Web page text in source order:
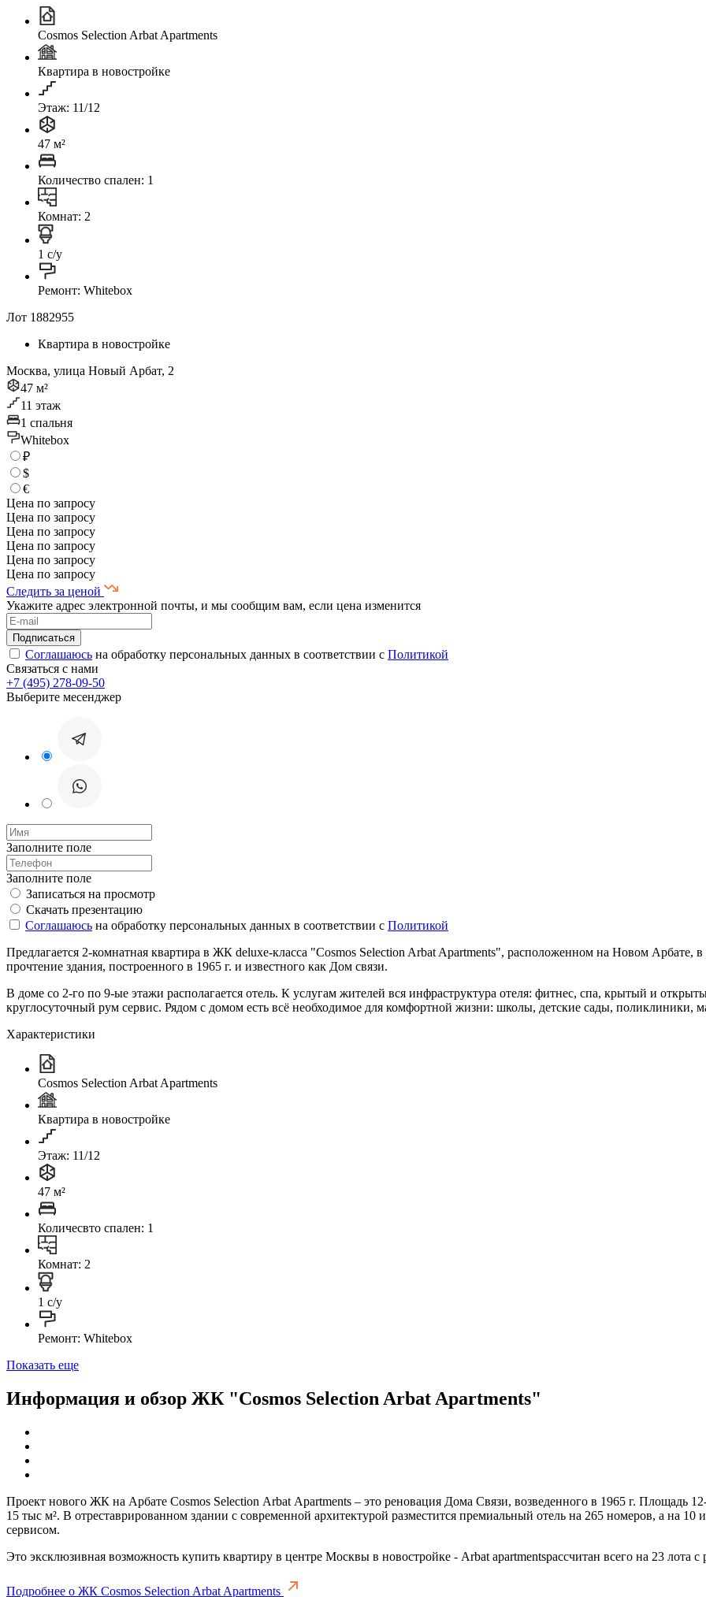
Cosmos Selection Arbat Apartments
Квартира в новостройке
Этаж: 11/12
47 м²
Количество спален: 1
Комнат: 2
1 с/у
Ремонт: Whitebox
Лот 1882955
Квартира в новостройке
Москва, улица Новый Арбат, 2
47 м²
11 этаж
1 спальня
Whitebox
₽
$
€
Цена по запросу
Цена по запросу
Цена по запросу
Цена по запросу
Цена по запросу
Цена по запросу
Следить за ценой
Укажите адрес электронной почты, и мы сообщим вам, если цена изменится
Соглашаюсь на обработку персональных данных в соответствии с Политикой
Связаться с нами
+7 (495) 278-09-50
Выберите месенджер
Заполните поле
Заполните поле
Записаться на просмотр
Скачать презентацию
Соглашаюсь на обработку персональных данных в соответствии с Политикой
Предлагается 2-комнатная квартира в ЖК deluxe-класса "Cosmos Selection Arbat Apartments", расположенном на Новом Арбате,
прочтение здания, построенного в 1965 г. и известного как Дом связи.
В доме со 2-го по 9-ые этажи располагается отель. К услугам жителей вся инфраструктура отеля: фитнес, спа, крытый и
круглосуточный рум сервис. Рядом с домом есть всё необходимое для комфортной жизни: школы, детские сады, поликлиники,
Характеристики
Cosmos Selection Arbat Apartments
Квартира в новостройке
Этаж: 11/12
47 м²
Количесвто спален: 1
Комнат: 2
1 с/у
Ремонт: Whitebox
Показать еще
Информация и обзор ЖК "Cosmos Selection Arbat Apartments"
Проект нового ЖК на Арбате Cosmos Selection Arbat Apartments – это реновация Дома Связи, возведенного в 1965 г. Площадь
15 тыс м². В отреставрированном здании с современной архитектурой разместится премиальный отель на 265 номеров, а на
сервисом.
Это эксклюзивная возможность купить квартиру в центре Москвы в новостройке - Arbat apartmentsрассчитан всего на 23
Подробнее о ЖК Cosmos Selection Arbat Apartments